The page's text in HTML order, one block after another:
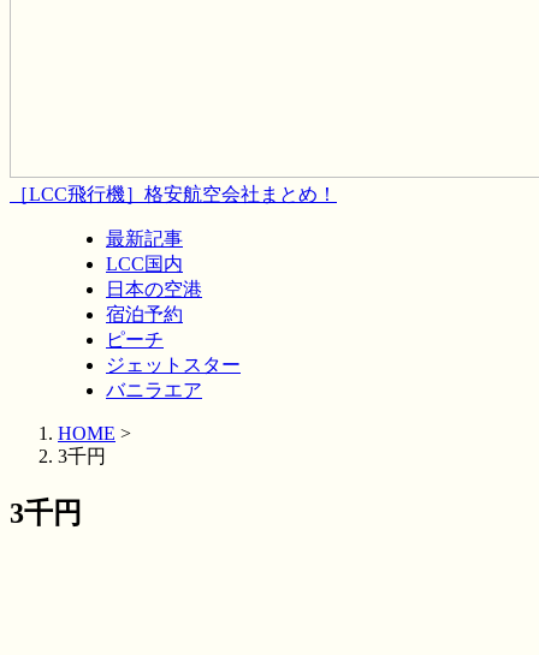
［LCC飛行機］格安航空会社まとめ！
最新記事
LCC国内
日本の空港
宿泊予約
ピーチ
ジェットスター
バニラエア
HOME >
3千円
3千円